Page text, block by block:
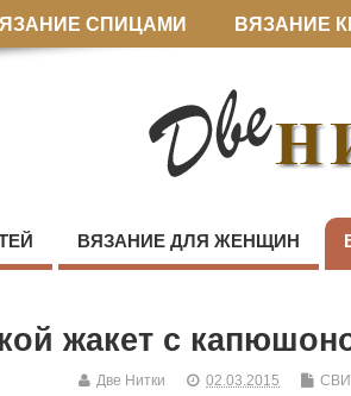
СПИЦАМИ ВЯЗАНИЕ
ВЯЗАНИЕ ДЛЯ ЖЕНЩИН
жакет с
Две Нитки 02.03.2015